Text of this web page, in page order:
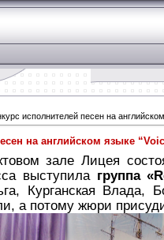
исполнителей песен на
на английском языке
зале Лицея
выступила группа «
Курганская Влада,
а потому жюри